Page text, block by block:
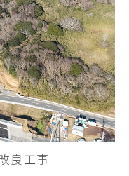
良工事